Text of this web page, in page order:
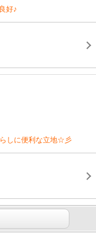
好♪
しに便利な立地☆彡